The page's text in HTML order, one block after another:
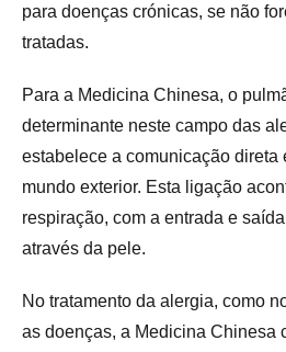
para doenças crónicas, se não
tratadas.
Para a Medicina Chinesa, o
determinante neste campo das
estabelece a comunicação direta
mundo exterior. Esta ligação
respiração, com a entrada e
através da pele.
No tratamento da alergia, como
as doenças, a Medicina Chinesa